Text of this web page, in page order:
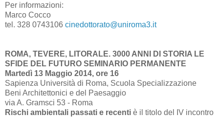
Per informazioni:
Marco Cocco
tel. 328 0743106 cinedottorato@uniroma3.it
ROMA, TEVERE, LITORALE. 3000 ANNI DI STORIA LE
SFIDE DEL FUTURO SEMINARIO PERMANENTE
Martedì 13 Maggio 2014, ore 16
Sapienza Università di Roma, Scuola Specializzazione
Beni Architettonici e del Paesaggio
via A. Gramsci 53 - Roma
Rischi ambientali passati e recenti è il titolo del IV incontro